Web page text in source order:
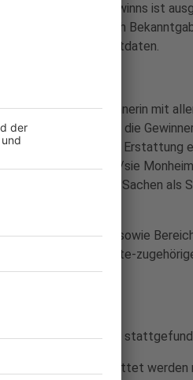
Umtausch des Gewinns ist
18 Jahre. Nach
alle Kontaktdaten.
oder der Gewinnerin mit
r Gewinner oder die
100€ erstattet. Die Erstattung
zu erhalten, muss er/sie
der gekauften Sachen als
Gastronomie sowie
aller Monheim Mitte-
und dem 31.1.2023
werden – erstattet werden